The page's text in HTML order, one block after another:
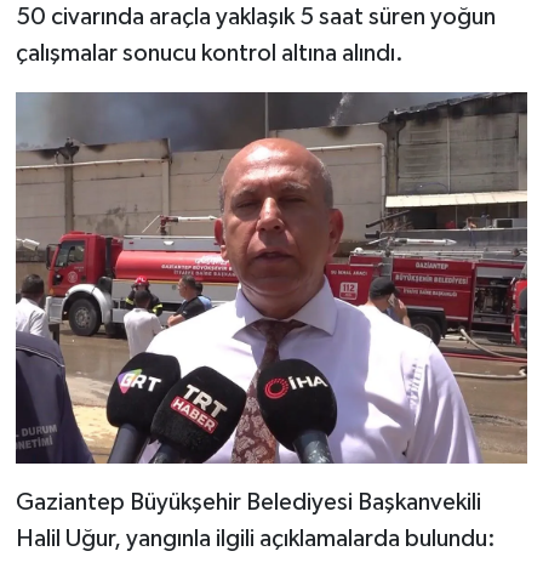
50 civarında araçla yaklaşık 5 saat süren yoğun
çalışmalar sonucu kontrol altına alındı.
Gaziantep Büyükşehir Belediyesi Başkanvekili
Halil Uğur, yangınla ilgili açıklamalarda bulundu: